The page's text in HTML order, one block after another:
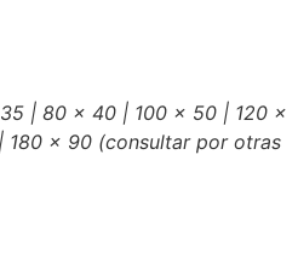
| 80 x 40 | 100 x 50 | 120 x
180 x 90 (consultar por otras